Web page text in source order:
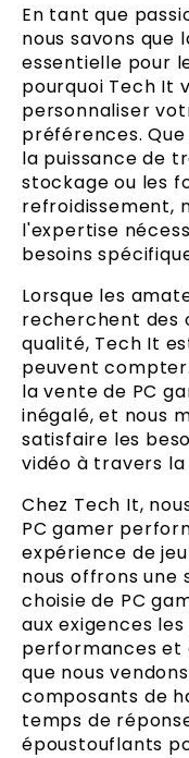
En tant que
nous savons que
essentielle pour
pourquoi Tech It
personnaliser
préférences.
la puissance de
stockage ou les
refroidissement,
l'expertise
besoins
Lorsque les
recherchent des
qualité, Tech It
peuvent
la vente de PC
inégalé, et nous
satisfaire les
vidéo à travers la
Chez Tech It,
PC gamer
expérience de
nous offrons une
choisie de PC
aux exigences
performances et
que nous
composants de
temps de
époustouflants